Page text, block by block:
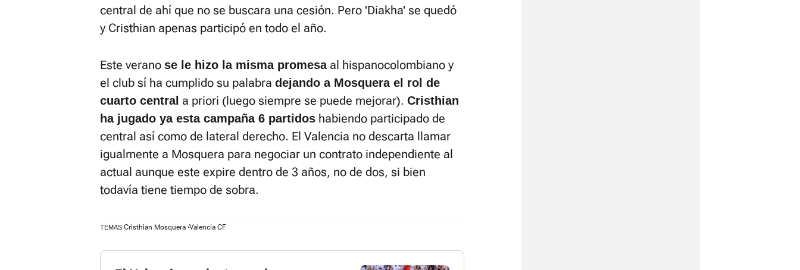
central de ahí que no se buscara una cesión. Pero 'Diakha' se quedó
y Cristhian apenas participó en todo el año.
Este verano se le hizo la misma promesaal hispanocolombiano y
el club sí ha cumplido su palabra dejando a Mosquera el rol de
cuarto central a priori (luego siempre se puede mejorar). Cristhian
ha jugado ya esta campaña 6 partidos habiendo participado de
central así como de lateral derecho. El Valencia no descarta llamar
igualmente a Mosquera para negociar un contrato independiente al
actual aunque este expire dentro de 3 años, no de dos, si bien
todavía tiene tiempo de sobra.
TEMAS:Cristhian Mosquera Valencia CF